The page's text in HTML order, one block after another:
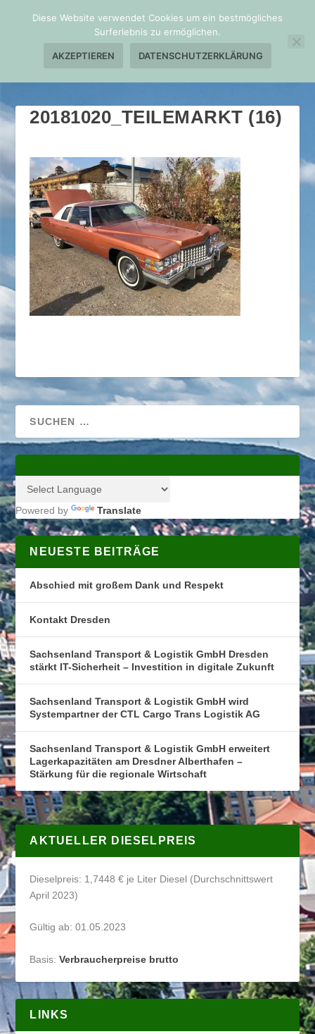
20181020_TEILEMARKT (16)
Powered by Translate
NEUESTE BEITRÄGE
Abschied mit großem Dank und Respekt
Kontakt Dresden
Sachsenland Transport & Logistik GmbH Dresden
stärkt IT-Sicherheit – Investition in digitale Zukunft
Sachsenland Transport & Logistik GmbH wird
Systempartner der CTL Cargo Trans Logistik AG
Sachsenland Transport & Logistik GmbH erweitert
Lagerkapazitäten am Dresdner Alberthafen –
Stärkung für die regionale Wirtschaft
AKTUELLER DIESELPREIS
Dieselpreis: 1,7448 € je Liter Diesel (Durchschnittswert
April 2023)
Gültig ab: 01.05.2023
Basis:Verbraucherpreise brutto
LINKS
Diese Website verwendet Cookies um ein bestmögliches
Surferlebnis zu ermöglichen.
AKZEPTIEREN DATENSCHUTZERKLÄRUNG